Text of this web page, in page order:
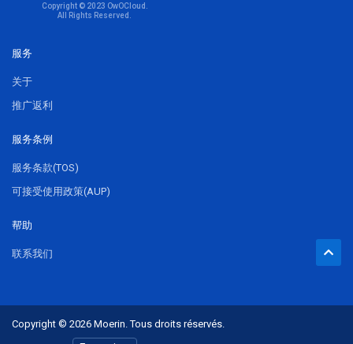
Copyright © 2023 OwOCloud.
All Rights Reserved.
服务
关于
推广返利
服务条例
服务条款(TOS)
可接受使用政策(AUP)
帮助
联系我们
Copyright © 2026 Moerin. Tous droits réservés.